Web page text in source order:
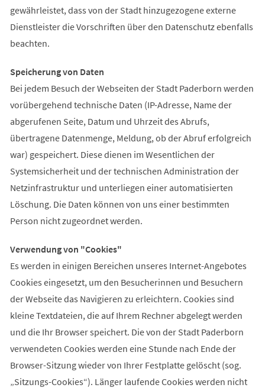
gewährleistet, dass von der Stadt hinzugezogene externe
Dienstleister die Vorschriften über den Datenschutz ebenfalls
beachten.
Speicherung von Daten
Bei jedem Besuch der Webseiten der Stadt Paderborn werden
vorübergehend technische Daten (IP-Adresse, Name der
abgerufenen Seite, Datum und Uhrzeit des Abrufs,
übertragene Datenmenge, Meldung, ob der Abruf erfolgreich
war) gespeichert. Diese dienen im Wesentlichen der
Systemsicherheit und der technischen Administration der
Netzinfrastruktur und unterliegen einer automatisierten
Löschung. Die Daten können von uns einer bestimmten
Person nicht zugeordnet werden.
Verwendung von "Cookies"
Es werden in einigen Bereichen unseres Internet-Angebotes
Cookies eingesetzt, um den Besucherinnen und Besuchern
der Webseite das Navigieren zu erleichtern. Cookies sind
kleine Textdateien, die auf Ihrem Rechner abgelegt werden
und die Ihr Browser speichert. Die von der Stadt Paderborn
verwendeten Cookies werden eine Stunde nach Ende der
Browser-Sitzung wieder von Ihrer Festplatte gelöscht (sog.
„Sitzungs-Cookies“). Länger laufende Cookies werden nicht